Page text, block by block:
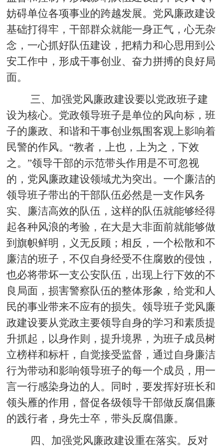
妨碍单位各项事业的跨越发展。党风廉政建设
基础打得牢，干部群众就能一身正气，心无杂
念，一心抓好队伍建设，把精力和心思用到公
安工作中，形成干事创业、奋力拼搏的良好局
面。
三、加强党风廉政建设要以党政班子建
设为核心。 党政领导班子是单位的风向标，班
子的廉政、和谐和干事创业氛围客观上影响着
民警的作风。 “教者，上也，上为之，下效
之。”领导干部的示范带头作用是不可忽视
的，党风廉政建设领域尤为突出。一个廉洁的
领导班子带出的干部队伍必然是一支作风务
实、廉洁高效的队伍，这样的队伍就能够经得
起各种风浪的考验，在大是大非面前就能够做
到旗帜鲜明，义无反顾；相反，一个松散和不
廉洁的班子，不仅自身经受不住腐败的侵蚀，
也必将带坏一支公安队伍，出现上行下效的不
良局面，损害警察队伍的整体形象，给党和人
民的事业带来不应有的损失。领导班子党风廉
政建设要从党政主要领导自身的学习和素质提
升抓起，以身作则，提升境界，为班子成员树
立榜样和标杆，自觉接受监督，通过自身廉洁
行为带动和影响领导班子的每一个成员，用一
言一行感染身边的人。同时，要发挥好班长和
领头雁的作用，督促各级领导干部做反腐倡廉
的践行者，身先士卒，带头反腐倡廉。
四、加强党风廉政建设重在落实。 反对